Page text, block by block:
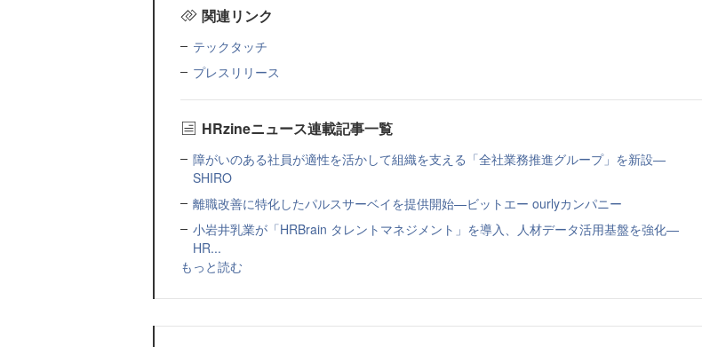
関連リンク
テックタッチ
プレスリリース
HRzineニュース連載記事一覧
障がいのある社員が適性を活かして組織を支える「全社業務推進グループ」を新設—
SHIRO
離職改善に特化したパルスサーベイを提供開始—ビットエー ourlyカンパニー
小岩井乳業が「HRBrain タレントマネジメント」を導入、人材データ活用基盤を強化—
HR...
もっと読む